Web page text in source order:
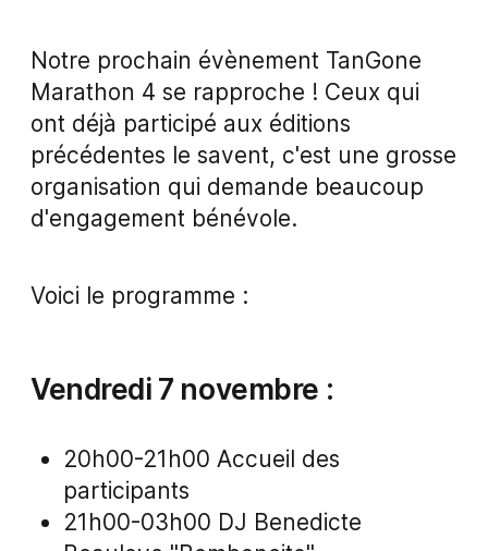
Notre prochain évènement TanGone
Marathon 4 se rapproche ! Ceux qui
ont déjà participé aux éditions
précédentes le savent, c'est une grosse
organisation qui demande beaucoup
d'engagement bénévole.
Voici le programme :
Vendredi 7 novembre :
20h00-21h00 Accueil des
participants
21h00-03h00 DJ Benedicte